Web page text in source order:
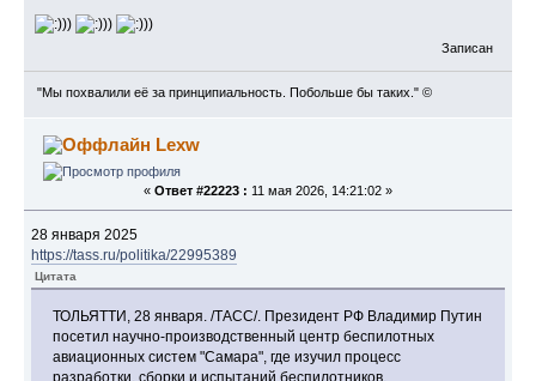
Записан
"Мы похвалили её за принципиальность. Побольше бы таких." ©
Lexw
« Ответ #22223 : 11 мая 2026, 14:21:02 »
28 января 2025
https://tass.ru/politika/22995389
Цитата
ТОЛЬЯТТИ, 28 января. /ТАСС/. Президент РФ Владимир Путин
посетил научно-производственный центр беспилотных
авиационных систем "Самара", где изучил процесс
разработки, сборки и испытаний беспилотников.